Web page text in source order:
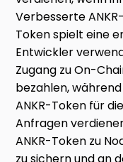
Verbesserte
Token spielt eine
Entwickler
Zugang zu On-
bezahlen,
ANKR-Token für
Anfragen
ANKR-Token zu